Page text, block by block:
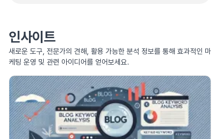
인사이트
새로운 도구, 전문가의 견해, 활용 가능한 분석 정보를 통해 효과적인 마
케팅 운영 및 관련 아이디어를 얻어보세요.